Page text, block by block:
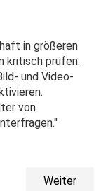
in größeren
kritisch prüfen.
und Video-
von
Weiter